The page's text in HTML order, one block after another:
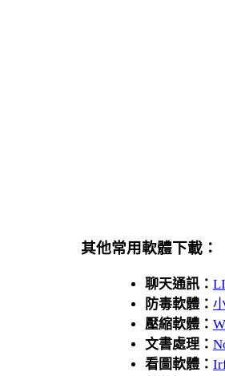
其他常用軟體下載：
聊天通訊：
防毒軟體：
壓縮軟體：
文書處理：
看圖軟體：